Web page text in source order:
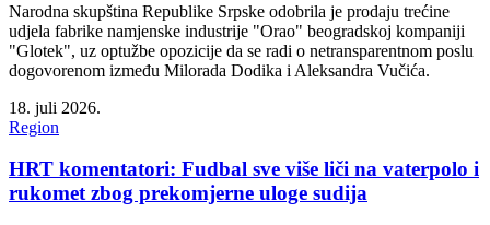
Narodna skupština Republike Srpske odobrila je prodaju trećine
udjela fabrike namjenske industrije "Orao" beogradskoj kompaniji
"Glotek", uz optužbe opozicije da se radi o netransparentnom poslu
dogovorenom između Milorada Dodika i Aleksandra Vučića.
18. juli 2026.
Region
HRT komentatori: Fudbal sve više liči na vaterpolo i
rukomet zbog prekomjerne uloge sudija